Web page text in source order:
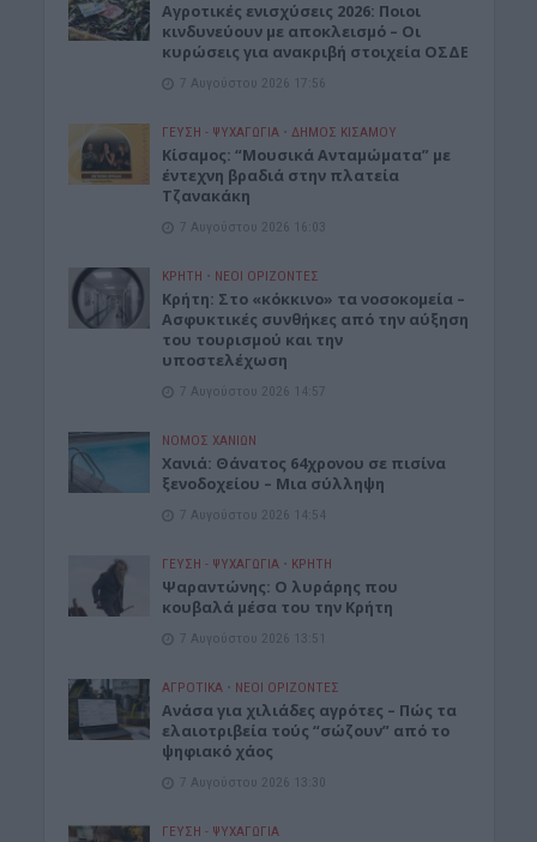
Αγροτικές ενισχύσεις 2026: Ποιοι
κινδυνεύουν με αποκλεισμό – Οι
κυρώσεις για ανακριβή στοιχεία ΟΣΔΕ
7 Αυγούστου 2026 17:56
ΓΕΎΣΗ - ΨΥΧΑΓΩΓΊΑ • ΔΉΜΟΣ ΚΙΣΆΜΟΥ
Κίσαμος: “Μουσικά Ανταμώματα” με
έντεχνη βραδιά στην πλατεία
Τζανακάκη
7 Αυγούστου 2026 16:03
ΚΡΗΤΗ • ΝΕΟΙ ΟΡΙΖΟΝΤΕΣ
Κρήτη: Στο «κόκκινο» τα νοσοκομεία –
Ασφυκτικές συνθήκες από την αύξηση
του τουρισμού και την
υποστελέχωση
7 Αυγούστου 2026 14:57
ΝΟΜΌΣ ΧΑΝΊΩΝ
Χανιά: Θάνατος 64χρονου σε πισίνα
ξενοδοχείου – Μια σύλληψη
7 Αυγούστου 2026 14:54
ΓΕΎΣΗ - ΨΥΧΑΓΩΓΊΑ • ΚΡΗΤΗ
Ψαραντώνης: Ο λυράρης που
κουβαλά μέσα του την Κρήτη
7 Αυγούστου 2026 13:51
ΑΓΡΟΤΙΚΑ • ΝΕΟΙ ΟΡΙΖΟΝΤΕΣ
Ανάσα για χιλιάδες αγρότες – Πώς τα
ελαιοτριβεία τούς “σώζουν” από το
ψηφιακό χάος
7 Αυγούστου 2026 13:30
ΓΕΎΣΗ - ΨΥΧΑΓΩΓΊΑ